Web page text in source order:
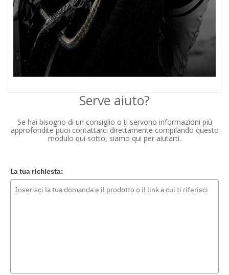
Serve aiuto?
Se hai bisogno di un consiglio o ti servono informazioni più
approfondite puoi contattarci direttamente compilando questo
modulo qui sotto, siamo qui per aiutarti.
La tua richiesta: